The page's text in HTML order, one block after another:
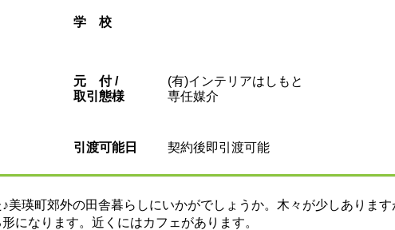
学校
元 付 /
取引態様
(有)インテリアはしもと
専任媒介
引渡可能日 契約後即引渡可能
瑛町郊外の田舎暮らしにいかがでしょうか。木々が少しあります
になります。近くにはカフェがあります。